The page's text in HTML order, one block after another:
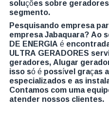
segmento.
Pesquisando empresa
empresa Jabaquara? Ao
DE ENERGIA é
ULTRA GERADORES
geradores, Alugar
isso só é possível graças
especializados e as
Contamos com uma
atender nossos clientes.